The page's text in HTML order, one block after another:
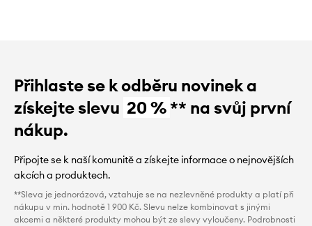
Přihlaste se k odběru novinek a
získejte slevu 20 %** na svůj první
nákup.
Připojte se k naší komunitě a získejte informace o nejnovějších
akcích a produktech.
**Sleva je jednorázová, vztahuje se na nezlevněné produkty a platí při
nákupu v min. hodnotě 1 900 Kč. Slevu nelze kombinovat s jinými
akcemi a některé produkty mohou být ze slevy vyloučeny. Podrobnosti